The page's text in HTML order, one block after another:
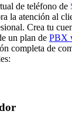
de teléfono de
la atención al
Crea tu
un plan de PBX
completa de